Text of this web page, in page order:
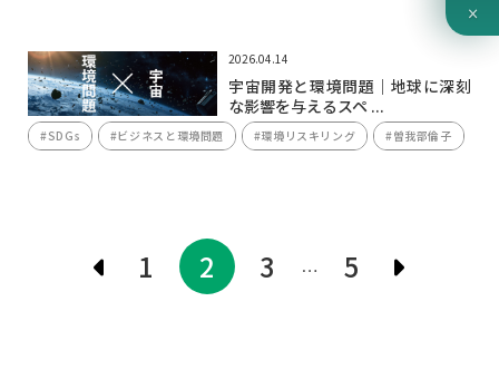
2026.04.14
宇宙開発と環境問題｜地球に深刻
な影響を与えるスペ ...
#SDGs #ビジネスと環境問題 #環境リスキリング #曽我部倫子
1 2 3 … 5
×